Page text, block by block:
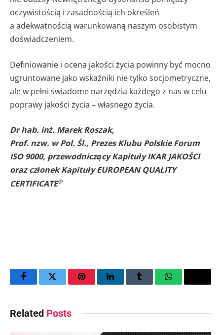
oczywistością i zasadnością ich określeń
a adekwatnością warunkowaną naszym osobistym
doświadczeniem.
Definiowanie i ocena jakości życia powinny być mocno
ugruntowane jako wskaźniki nie tylko socjometryczne,
ale w pełni świadome narzędzia każdego z nas w celu
poprawy jakości życia – własnego życia.
Dr hab. inż. Marek Roszak,
Prof. nzw. w Pol. Śl., Prezes Klubu Polskie Forum
ISO 9000, przewodniczący Kapituły IKAR JAKOŚCI
oraz członek Kapituły EUROPEAN QUALITY
CERTIFICATE®
FacebookTwitter PinterestLinkedInTumblr WhatsAppEmail
Related Posts